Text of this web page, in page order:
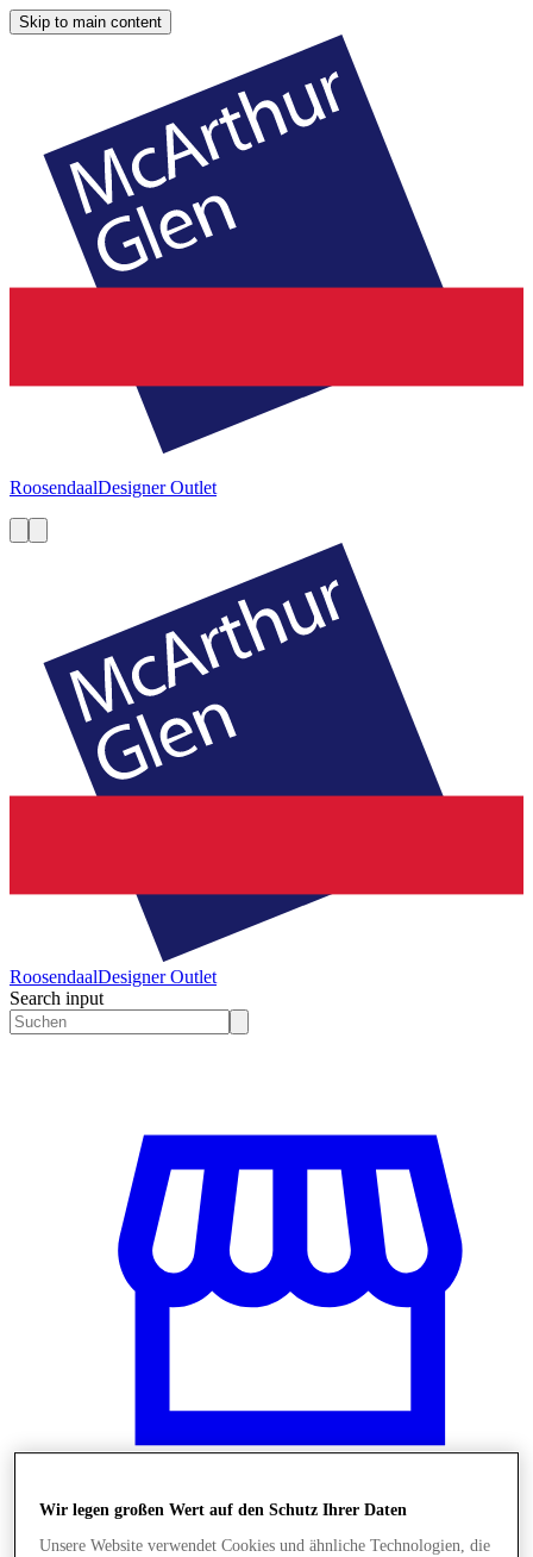
Skip to main content
RoosendaalDesigner Outlet
RoosendaalDesigner Outlet
Search input
Stores
Wir legen großen Wert auf den Schutz Ihrer Daten
Unsere Website verwendet Cookies und ähnliche Technologien, die